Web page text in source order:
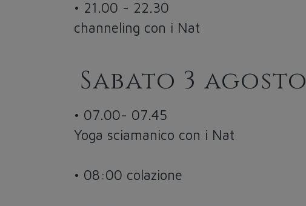
• 21.00 - 22.30
channeling con i Nat
Sabato 3 agosto
• 07.00- 07.45
Yoga sciamanico con i Nat
• 08:00 colazione